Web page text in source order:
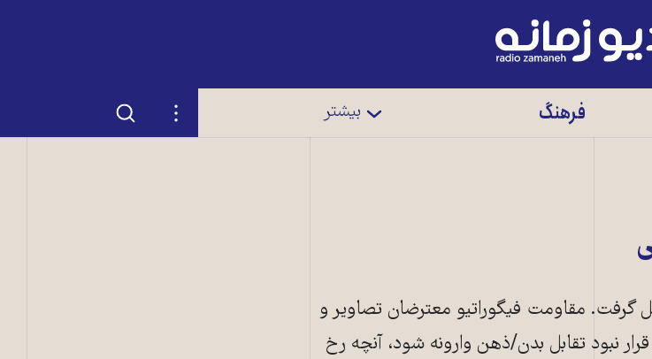
فرهنگ بیشتر تنظیمات جستجو
گرفت. مقاومت فیگوراتیو معترضان تصاویر و
قرار نبود تقابل بدن/ذهن وارونه شود، آنچه رخ